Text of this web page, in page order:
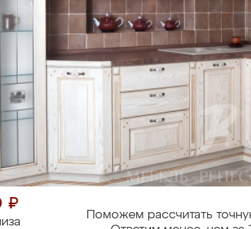
₽
Поможем рассчитать